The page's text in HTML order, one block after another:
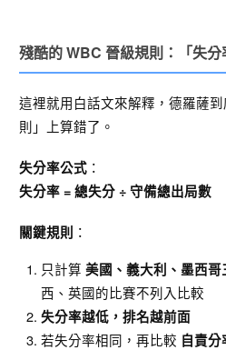
殘酷的 WBC 晉級規則：「失分
這裡就用白話文來解釋，德羅薩
則」上算錯了。
失分率公式 ：
失分率 = 總失分 ÷ 守備總出局數
關鍵規則 ：
只計算美國、義大利、墨西
西、英國的比賽不列入比較
失分率越低，排名越前面
若失分率相同，再比較 自責分